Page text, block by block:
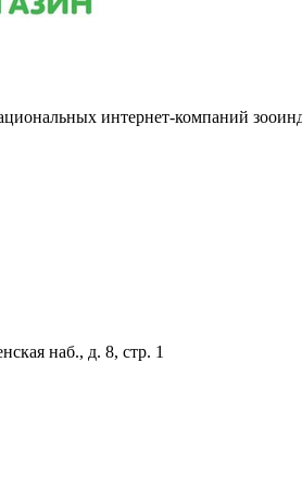
интернет-компаний
наб., д. 8, стр. 1